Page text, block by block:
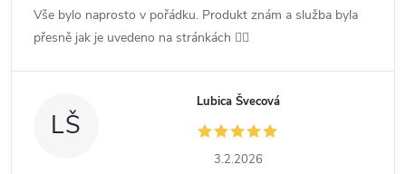
Vše bylo naprosto v pořádku. Produkt znám a služba byla
přesně jak je uvedeno na stránkách 👍🏻
LŠ
Lubica Švecová
3.2.2026